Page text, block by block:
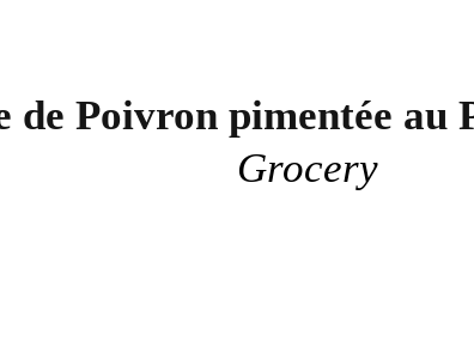
de Poivron pimentée au
Grocery